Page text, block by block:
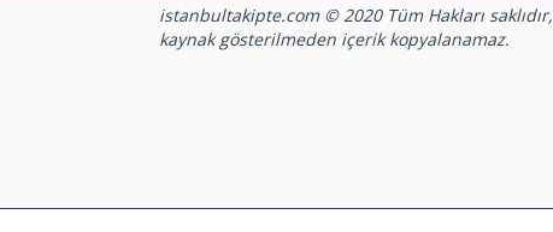
istanbultakipte.com © 2020 Tüm Hakları saklıdır,
kaynak gösterilmeden içerik kopyalanamaz.